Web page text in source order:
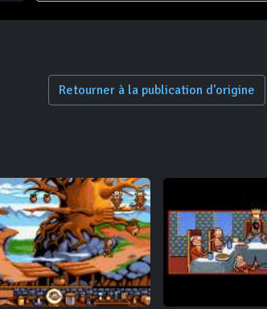
Retourner à la publication d'origine